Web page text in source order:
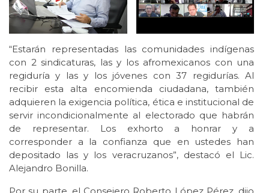
“Estarán representadas las comunidades indígenas
con 2 sindicaturas, las y los afromexicanos con una
regiduría y las y los jóvenes con 37 regidurías. Al
recibir esta alta encomienda ciudadana, también
adquieren la exigencia política, ética e institucional de
servir incondicionalmente al electorado que habrán
de representar. Los exhorto a honrar y a
corresponder a la confianza que en ustedes han
depositado las y los veracruzanos”, destacó el Lic.
Alejandro Bonilla.
Por su parte, el Consejero Roberto López Pérez, dijo